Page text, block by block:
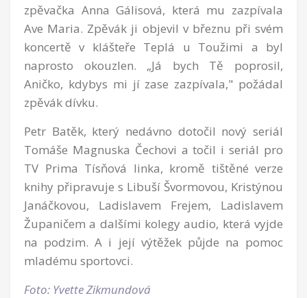
zpěvačka Anna Gálisová, která mu zazpívala
Ave Maria. Zpěvák ji objevil v březnu při svém
koncertě v klášteře Teplá u Toužimi a byl
naprosto okouzlen. „Já bych Tě poprosil,
Aničko, kdybys mi jí zase zazpívala," požádal
zpěvák dívku.
Petr Batěk, který nedávno dotočil nový seriál
Tomáše Magnuska Čechovi a točil i seriál pro
TV Prima Tísňová linka, kromě tištěné verze
knihy připravuje s Libuší Švormovou, Kristýnou
Janáčkovou, Ladislavem Frejem, Ladislavem
Županičem a dalšími kolegy audio, která vyjde
na podzim. A i její výtěžek půjde na pomoc
mladému sportovci.
Foto: Yvette Zikmundová